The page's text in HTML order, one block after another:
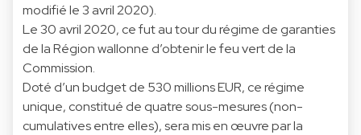
modifié le 3 avril 2020).
Le 30 avril 2020, ce fut au tour du régime de garanties
de la Région wallonne d’obtenir le feu vert de la
Commission.
Doté d’un budget de 530 millions EUR, ce régime
unique, constitué de quatre sous-mesures (non-
cumulatives entre elles), sera mis en œuvre par la